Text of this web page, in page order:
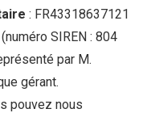
: FR43318637121
SIREN : 804
par M.
gérant.
pouvez nous